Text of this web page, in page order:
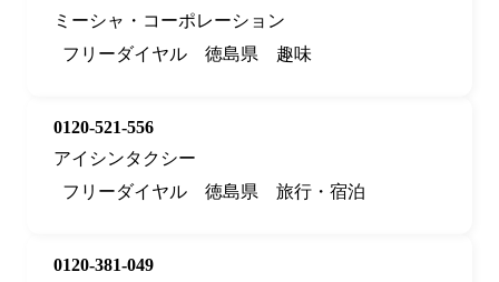
ミーシャ・コーポレーション
フリーダイヤル
徳島県 趣味
0120-521-556
アイシンタクシー
フリーダイヤル
徳島県 旅行・宿泊
0120-381-049